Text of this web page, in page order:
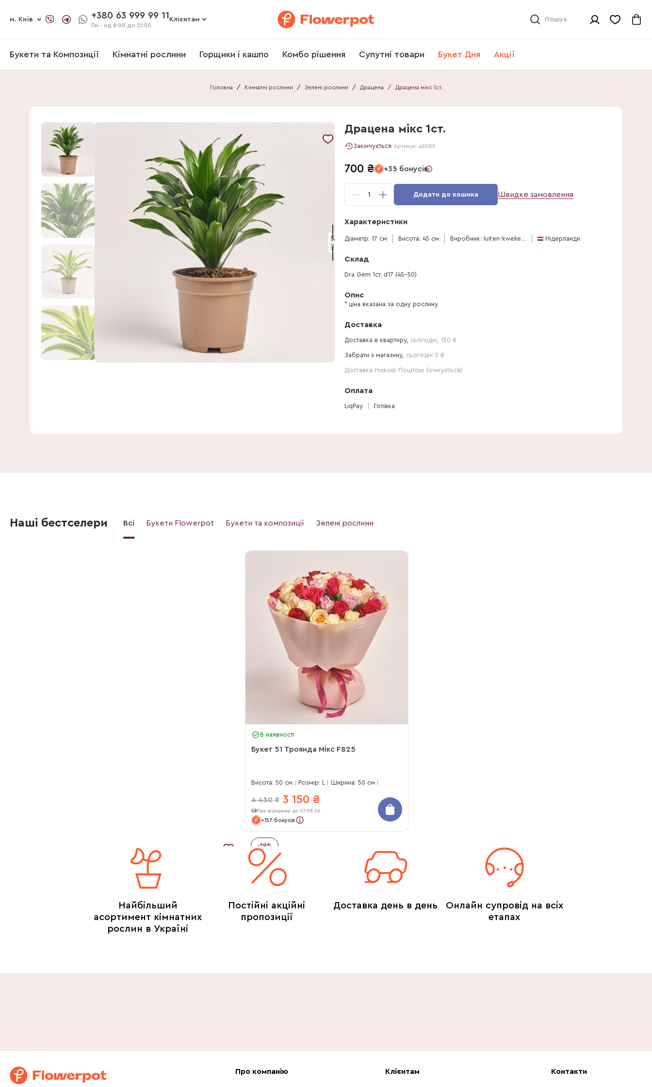
м. Київ +380 63 999 99 11
Пн - нд 8:00 до 21:00
Клієнтам Пошук
Букети та Композиції Кімнатні рослини Горщики і кашпо Комбо рішення Супутні товари Букет Дня Акції
Головна / Кімнатні рослини / Зелені рослини / Драцена / Драцена мікс 1ст.
45 см 45 см
Драцена мікс 1ст.
Закінчується Артикул: 46585
700 ₴ +35 бонусів
1 Додати до кошика Швидке замовлення
Характеристики
Діаметр: 17 см Висота: 45 см Виробник: luiten-kwekerij-bv Нідерланди
Склад
Dra Gem 1ст. d17 (45-50)
Опис
* ціна вказана за одну рослину
Доставка
Доставка в квартиру, сьогодні 150 ₴
Забрати з магазину, сьогодні 0 ₴
Доставка Новою Поштою (очікується)
Оплата
LiqPay Готівка
Наші бестселери Всі Букети Flowerpot Букети та композиції Зелені рослини
В наявності
Букет 51 Троянда Мікс F825
Висота: 50 см Розмір: L Ширина: 50 см
4 450 ₴ 3 150 ₴
При відправці до 07.08.26
+157 бонусів
-29%
Найбільший
асортимент кімнатних
рослин в Україні
Постійні акційні
пропозиції
Доставка день в день
Онлайн супровід на всіх
етапах
Про компанію Клієнтам Контакти